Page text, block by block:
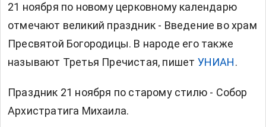
21 ноября по новому церковному календарю
отмечают великий праздник - Введение во храм
Пресвятой Богородицы. В народе его также
называют Третья Пречистая, пишет УНИАН.
Праздник 21 ноября по старому стилю - Собор
Архистратига Михаила.